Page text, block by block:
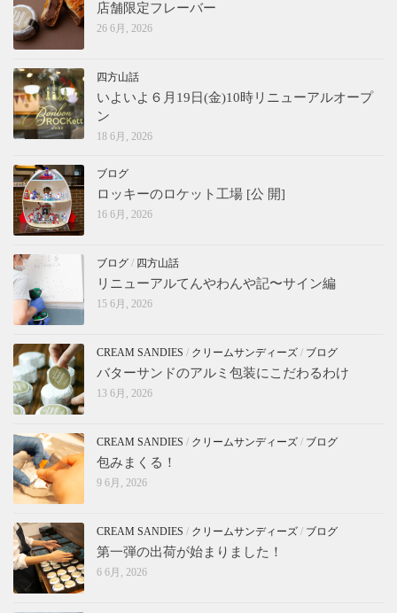
店舗限定フレーバー
26 6月, 2026
四方山話
いよいよ６月19日(金)10時リニューアルオープ
ン
18 6月, 2026
ブログ
ロッキーのロケット工場 [公 開]
16 6月, 2026
ブログ / 四方山話
リニューアルてんやわんや記〜サイン編
15 6月, 2026
CREAM SANDIES / クリームサンディーズ / ブログ
バターサンドのアルミ包装にこだわるわけ
13 6月, 2026
CREAM SANDIES / クリームサンディーズ / ブログ
包みまくる！
9 6月, 2026
CREAM SANDIES / クリームサンディーズ / ブログ
第一弾の出荷が始まりました！
6 6月, 2026